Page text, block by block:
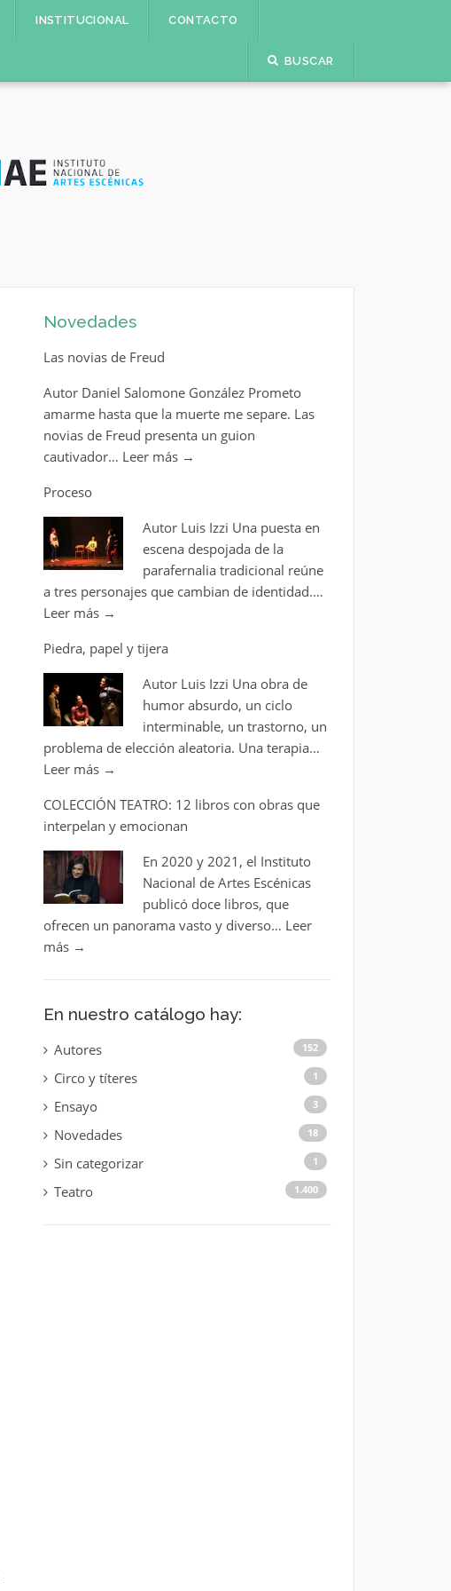
INSTITUCIONAL CONTACTO
BUSCAR
Novedades
Las novias de Freud
Autor Daniel Salomone González Prometo
amarme hasta que la muerte me separe. Las
novias de Freud presenta un guion
cautivador… Leer más →
Proceso
Autor Luis Izzi Una puesta en
escena despojada de la
parafernalia tradicional reúne
a tres personajes que cambian de identidad.…
Leer más →
Piedra, papel y tijera
Autor Luis Izzi Una obra de
humor absurdo, un ciclo
interminable, un trastorno, un
problema de elección aleatoria. Una terapia…
Leer más →
COLECCIÓN TEATRO: 12 libros con obras que
interpelan y emocionan
En 2020 y 2021, el Instituto
Nacional de Artes Escénicas
publicó doce libros, que
ofrecen un panorama vasto y diverso… Leer
más →
En nuestro catálogo hay:
Autores 152
Circo y títeres 1
Ensayo 3
Novedades 18
Sin categorizar 1
Teatro 1.400